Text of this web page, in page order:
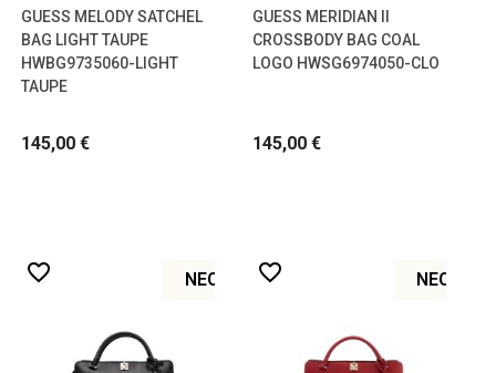
GUESS MELODY SATCHEL
BAG LIGHT TAUPE
HWBG9735060-LIGHT
TAUPE
145,00 €
GUESS MERIDIAN II
CROSSBODY BAG COAL
LOGO HWSG6974050-CLO
145,00 €
ΝΈΟ
favorite_border ΝΈΟ
favorite_border